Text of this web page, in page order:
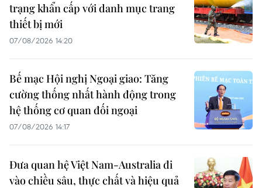
trạng khẩn cấp với danh mục trang
thiết bị mới
07/08/2026 14:20
Bế mạc Hội nghị Ngoại giao: Tăng
cường thống nhất hành động trong
hệ thống cơ quan đối ngoại
07/08/2026 14:17
Đưa quan hệ Việt Nam-Australia đi
vào chiều sâu, thực chất và hiệu quả